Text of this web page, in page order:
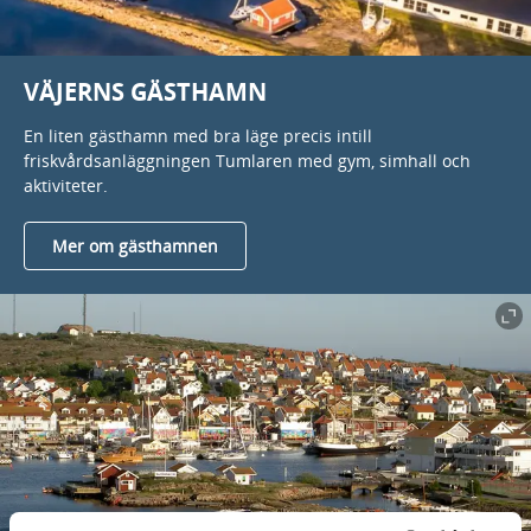
VÄJERNS GÄSTHAMN
En liten gästhamn med bra läge precis intill
friskvårdsanläggningen Tumlaren med gym, simhall och
aktiviteter.
Mer om gästhamnen